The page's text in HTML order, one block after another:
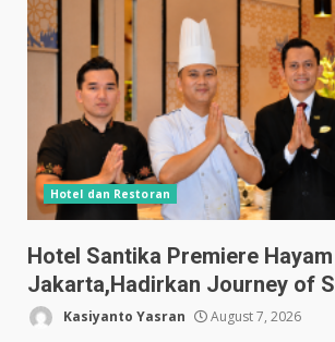
Hotel dan Restoran
Hotel Santika Premiere
Jakarta,Hadirkan Journey of
Kasiyanto Yasran August 7, 2026